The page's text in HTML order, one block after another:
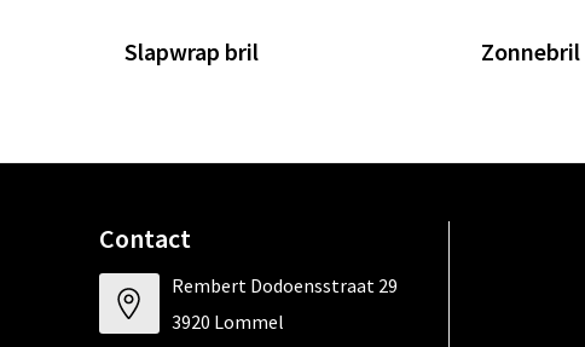
Slapwrap bril Zonnebril
Contact
Rembert Dodoensstraat 29
3920 Lommel